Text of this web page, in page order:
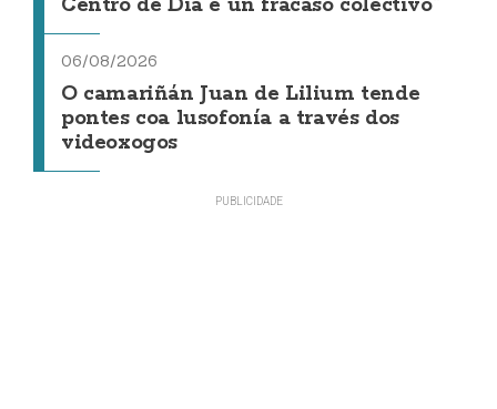
Centro de Día é un fracaso colectivo"
06/08/2026
O camariñán Juan de Lilium tende
pontes coa lusofonía a través dos
videoxogos